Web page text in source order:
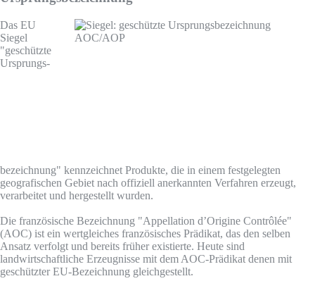
Das EU
Siegel
"geschützte
Ursprungs­
bezeichnung" kennzeichnet Produkte, die in einem festgelegten
geografischen Gebiet nach offiziell anerkannten Verfahren erzeugt,
verarbeitet und hergestellt wurden.
Die französische Bezeichnung "Appellation d’Origine Contrôlée"
(AOC) ist ein wertgleiches französisches Prädikat, das den selben
Ansatz verfolgt und bereits früher existierte. Heute sind
landwirtschaftliche Erzeugnisse mit dem AOC-Prädikat denen mit
geschützter EU-Bezeichnung gleichgestellt.